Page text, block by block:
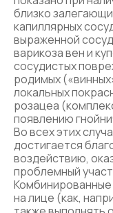
близко
капиллярных
выраженной
варикоза вен и
сосудистых
родимых
локальных
розацеа
появлению
Во всех этих
достигается
воздействию,
проблемный
Комбинированные
на лице (как,